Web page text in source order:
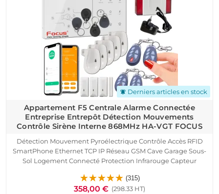
notifications_active Derniers articles en stock
Appartement F5 Centrale Alarme Connectée
Entreprise Entrepôt Détection Mouvements
Contrôle Sirène Interne 868MHz HA-VGT FOCUS
Détection Mouvement Pyroélectrique Contrôle Accès RFID
SmartPhone Ethernet TCP IP Réseau GSM Cave Garage Sous-
Sol Logement Connecté Protection Infrarouge Capteur
Appartement F5 Détecteur Ouverture Sirène
(315)
358,00 € (298.33 HT)